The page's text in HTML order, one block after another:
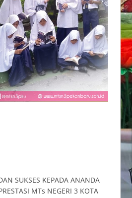
SUKSES KEPADA ANANDA
MTs NEGERI 3 KOTA